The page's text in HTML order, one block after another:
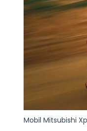
Mobil Mitsubishi